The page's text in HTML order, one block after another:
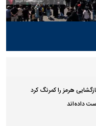
هرمز را کمرنگ کرد